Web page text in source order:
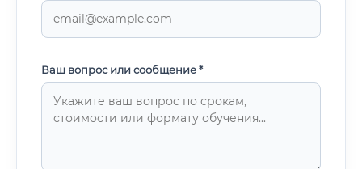
Ваш вопрос или сообщение *